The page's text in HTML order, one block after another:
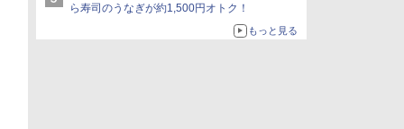
ら寿司のうなぎが約1,500円オトク！
もっと見る